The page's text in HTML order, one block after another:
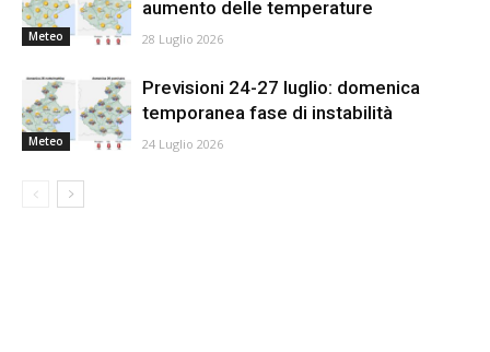
Meteo
aumento delle temperature
28 Luglio 2026
Meteo
Previsioni 24-27 luglio: domenica
temporanea fase di instabilità
24 Luglio 2026